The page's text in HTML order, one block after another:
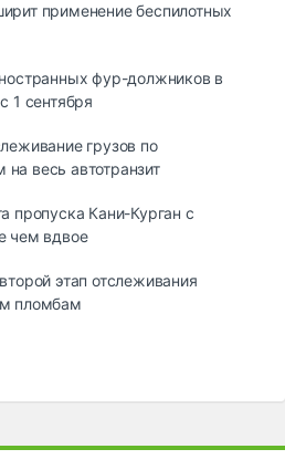
применение беспилотных
фур-должников в
1 сентября
грузов по
весь автотранзит
пропуска Кани-Курган с
чем вдвое
этап отслеживания
пломбам